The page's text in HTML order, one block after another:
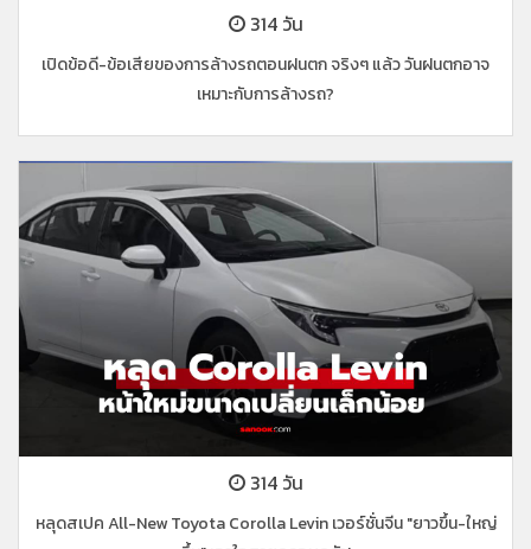
314 วัน
เปิดข้อดี-ข้อเสียของการล้างรถตอนฝนตก จริงๆ แล้ว วันฝนตกอาจ
เหมาะกับการล้างรถ?
314 วัน
หลุดสเปค All-New Toyota Corolla Levin เวอร์ชั่นจีน "ยาวขึ้น-ใหญ่